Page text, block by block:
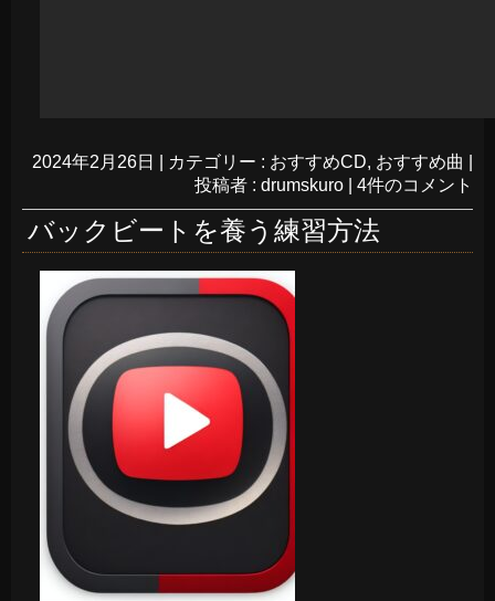
2024年2月26日 カテゴリー : おすすめCD, おすすめ曲
投稿者 : drumskuro
4件のコメント
バックビートを養う練習方法